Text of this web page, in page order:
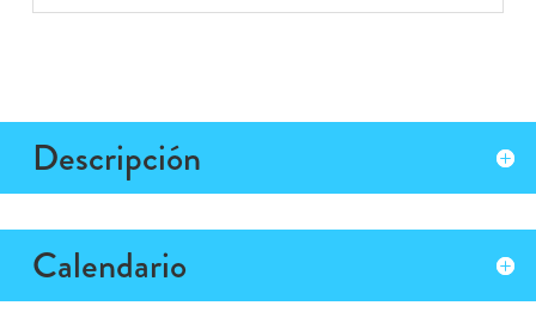
Descripción
Calendario